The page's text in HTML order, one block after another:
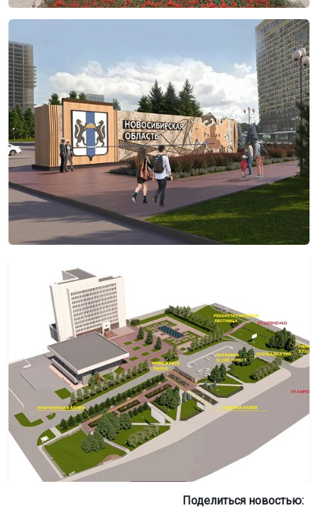
Поделиться новостью: